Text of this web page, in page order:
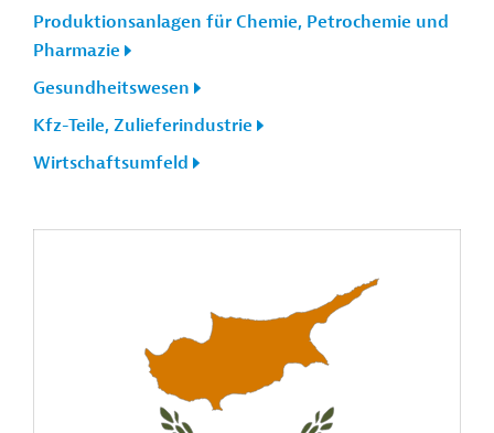
Produktionsanlagen für Chemie, Petrochemie und
Pharmazie
Gesundheitswesen
Kfz-Teile, Zulieferindustrie
Wirtschaftsumfeld